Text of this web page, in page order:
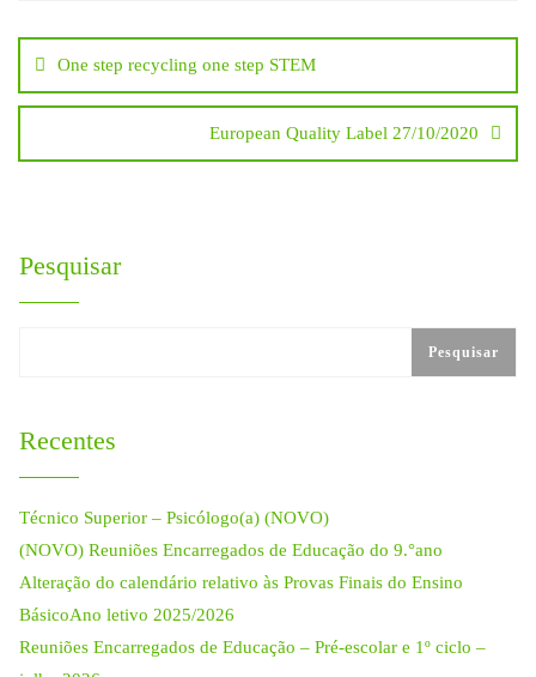
Navegação
de
artigos
One step recycling one step STEM
European Quality Label 27/10/2020
Pesquisar
Pesquisar
Recentes
Técnico Superior – Psicólogo(a) (NOVO)
(NOVO) Reuniões Encarregados de Educação do 9.°ano
Alteração do calendário relativo às Provas Finais do Ensino
BásicoAno letivo 2025/2026
Reuniões Encarregados de Educação – Pré-escolar e 1º ciclo –